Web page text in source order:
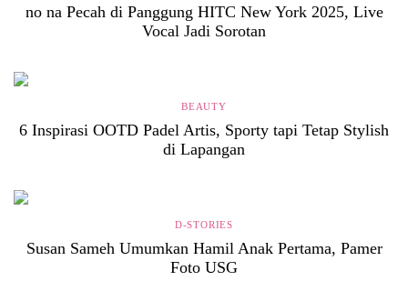
no na Pecah di Panggung HITC New York 2025, Live
Vocal Jadi Sorotan
BEAUTY
6 Inspirasi OOTD Padel Artis, Sporty tapi Tetap Stylish
di Lapangan
D-STORIES
Susan Sameh Umumkan Hamil Anak Pertama, Pamer
Foto USG